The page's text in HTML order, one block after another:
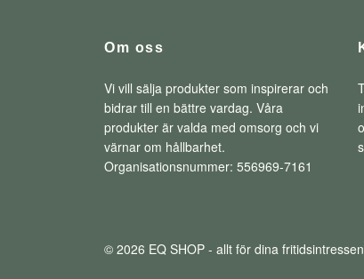
Om oss
Vi vill sälja produkter som inspirerar och
bidrar till en bättre vardag. Våra
produkter är valda med omsorg och vi
värnar om hållbarhet.
Organisationsnummer: 556969-7161
© 2026 EQ SHOP - allt för dina fritidsintressen